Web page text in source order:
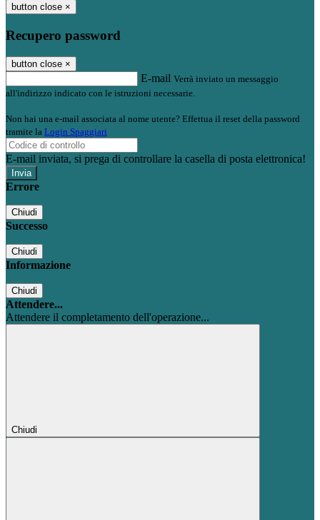
button close ×
Recupero password
button close ×
E-mail Verrà inviato un messaggio
all'indirizzo indicato con le istruzioni necessarie.
Non hai una e-mail associata al nome utente? Effettua il reset della password
tramite la Login Spaggiari
E-mail inviata, si prega di controllare la casella di posta elettronica!
Errore
Chiudi
Successo
Chiudi
Informazione
Chiudi
Attendere...
Attendere il completamento dell'operazione...
Chiudi